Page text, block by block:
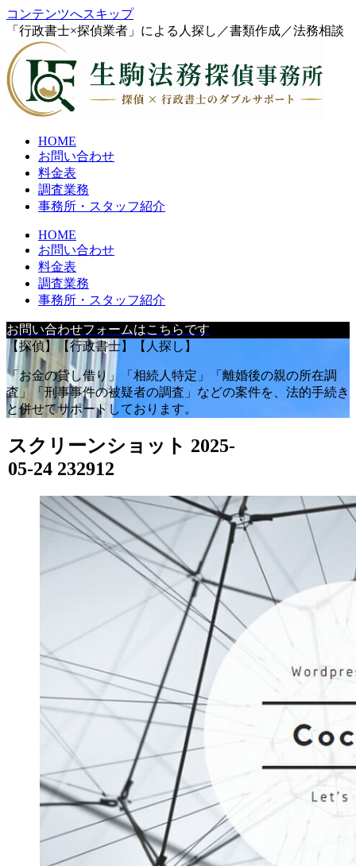
コンテンツへスキップ
「行政書士×探偵業者」による人探し／書類作成／法務相談
HOME
お問い合わせ
料金表
調査業務
事務所・スタッフ紹介
HOME
お問い合わせ
料金表
調査業務
事務所・スタッフ紹介
お問い合わせフォームはこちらです
【探偵】【行政書士】【人探し】
「お金の貸し借り」「相続人特定」「離婚後の親の所在調
査」「刑事事件の被疑者の調査」などの案件を、法的手続き
と併せてサポートしております。
スクリーンショット 2025-
05-24 232912